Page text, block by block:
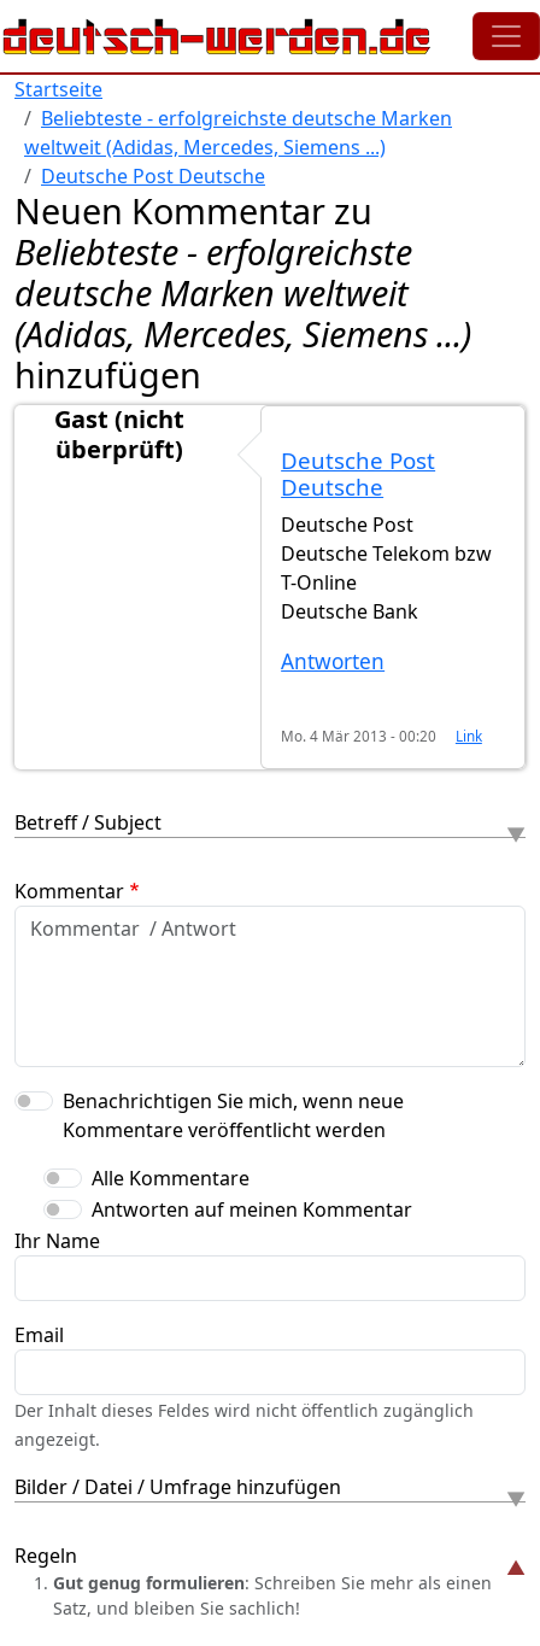
Direkt zum Inhalt
Startseite
Beliebteste - erfolgreichste deutsche Marken
weltweit (Adidas, Mercedes, Siemens ...)
Deutsche Post Deutsche
Neuen Kommentar zu
Beliebteste - erfolgreichste
deutsche Marken weltweit
(Adidas, Mercedes, Siemens ...)
hinzufügen
Gast (nicht
überprüft)
Deutsche Post
Deutsche
Deutsche Post
Deutsche Telekom bzw
T-Online
Deutsche Bank
Antworten
Mo. 4 Mär 2013 - 00:20 Link
Betreff / Subject
Kommentar
Benachrichtigen Sie mich, wenn neue
Kommentare veröffentlicht werden
Alle Kommentare
Antworten auf meinen Kommentar
Ihr Name
Email
Der Inhalt dieses Feldes wird nicht öffentlich zugänglich
angezeigt.
Bilder / Datei / Umfrage hinzufügen
Regeln
Gut genug formulieren: Schreiben Sie mehr als einen
Satz, und bleiben Sie sachlich!